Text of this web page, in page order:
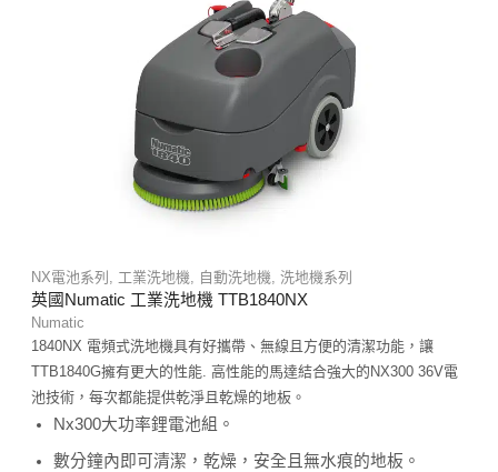
NX電池系列 工業洗地機 自動洗地機 洗地機系列
英國Numatic 工業洗地機 TTB1840NX
Numatic
1840NX 電頻式洗地機具有好攜帶、無線且方便的清潔功能，讓
TTB1840G擁有更大的性能. 高性能的馬達結合強大的NX300 36V電
池技術，每次都能提供乾淨且乾燥的地板。
Nx300大功率鋰電池組。
數分鐘內即可清潔，乾燥，安全且無水痕的地板。